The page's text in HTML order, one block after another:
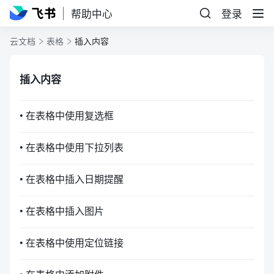
帮助中心 登录
云文档 表格 插入内容
插入内容
• 在表格中使用复选框
• 在表格中使用下拉列表
• 在表格中插入日期提醒
• 在表格中插入图片
• 在表格中使用定位链接